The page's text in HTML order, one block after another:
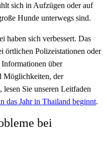
sich in Aufzügen oder auf
Hunde unterwegs sind.
haben sich verbessert. Das
örtlichen Polizeistationen oder
über
Möglichkeiten, der
Sie unseren Leitfaden
das Jahr in Thailand beginnt.
bei